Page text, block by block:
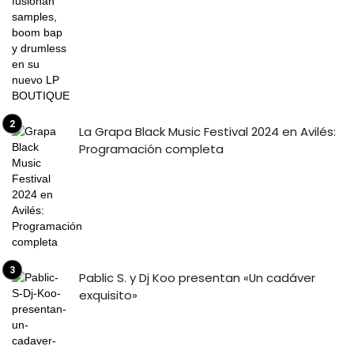
La Grapa Black Music Festival 2024 en Avilés:
Programación completa
Pablic S. y Dj Koo presentan «Un cadáver
exquisito»